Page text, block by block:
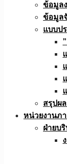
ข้อมูล
ข้อมูล
แบบป
สรุปผ
หน่วยงานภ
ฝ่ายบ